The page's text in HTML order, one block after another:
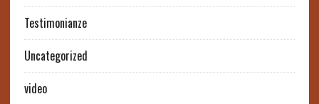
Testimonianze
Uncategorized
video